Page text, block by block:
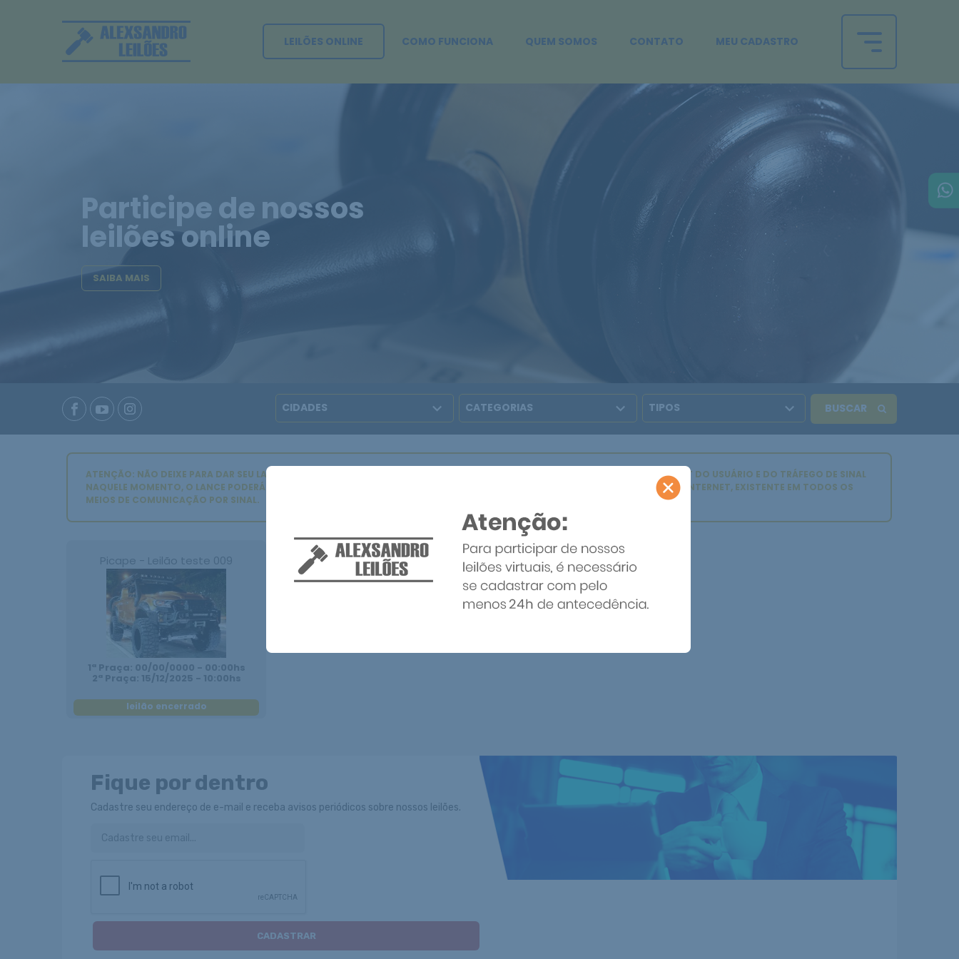
LEILÕES ONLINE COMO FUNCIONA QUEM SOMOS CONTATO MEU CADASTRO
Participe de nossos
leilões online
SAIBA MAIS
ATENÇÃO: NÃO DEIXE PARA DAR SEU LANCE NOS ÚLTIMOS SEGUNDOS ANTES DO ENCERRAMENTO, POIS DEPENDENDO DA INTERNET DO USUÁRIO E DO TRÁFEGO DE SINAL
NAQUELE MOMENTO, O LANCE PODERÁ NÃO SER COMPUTADO. ISSO PODERÁ OCORRER DEVIDO A LATÊNCIA DE TRANSMISSÃO DA INTERNET, EXISTENTE EM TODOS OS
MEIOS DE COMUNICAÇÃO POR SINAL.
Picape - Leilão teste 009
1ª Praça: 00/00/0000 - 00:00hs
2ª Praça: 15/12/2025 - 10:00hs
leilão encerrado
Fique por dentro
Cadastre seu endereço de e-mail e receba avisos periódicos sobre nossos leilões.